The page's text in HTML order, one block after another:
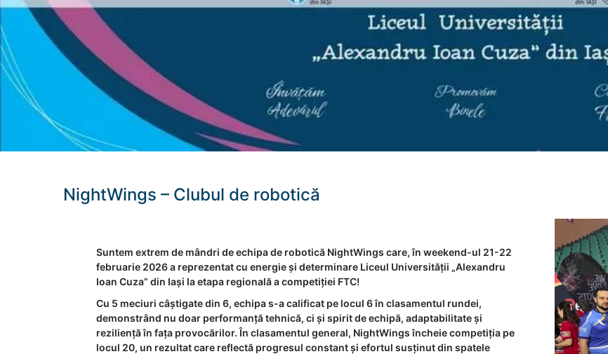
NightWings – Clubul de robotică
Suntem extrem de mândri de echipa de robotică NightWings care, în weekend-ul 21-22
februarie 2026 a reprezentat cu energie și determinare Liceul Universității „Alexandru
Ioan Cuza” din Iași la etapa regională a competiției FTC!
Cu 5 meciuri câștigate din 6, echipa s-a calificat pe locul 6 în clasamentul rundei,
demonstrând nu doar performanță tehnică, ci și spirit de echipă, adaptabilitate și
reziliență în fața provocărilor. În clasamentul general, NightWings încheie competiția pe
locul 20, un rezultat care reflectă progresul constant și efortul susținut din spatele